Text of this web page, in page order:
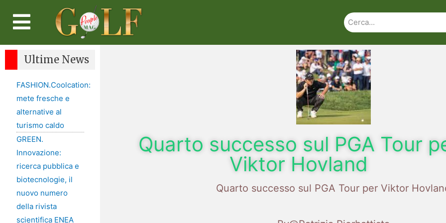
Ultime News
FASHION.Coolcation:
mete fresche e
alternative al
turismo caldo
GREEN.
Innovazione:
ricerca pubblica e
biotecnologie, il
nuovo numero
della rivista
scientifica ENEA
Quarto successo sul PGA Tour
Viktor Hovland
Quarto successo sul PGA Tour per Viktor